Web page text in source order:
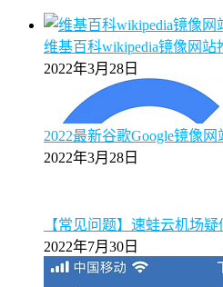
维基百科wikipedia镜像网站
2022年3月28日
2022最新谷歌Google镜像网
2022年3月28日
【常见问题】速蛙云机场疑
2022年7月30日